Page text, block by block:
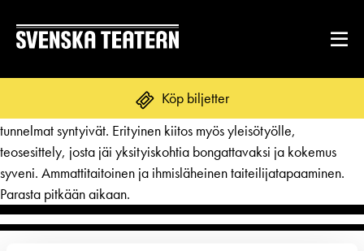
Köp biljetter
REPERTOAR & BILJETTER
Repertoar
DITT BESÖK
Erinomainen näytelmä, prosessi ja dialogi. Loistavaa työtä
lavasteiden, äänimaiseman ja valojen kanssa, miten tilat ja
tunnelmat syntyivät. Erityinen kiitos myös yleisötyölle,
teosesittely, josta jäi yksityiskohtia bongattavaksi ja kokemus
syveni. Ammattitaitoinen ja ihmisläheinen taiteilijatapaaminen.
Parasta pitkään aikaan.